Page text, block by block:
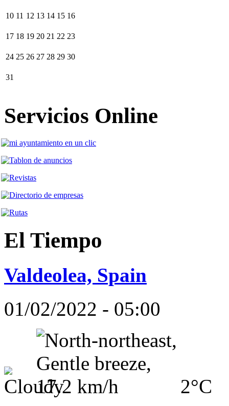
10 11 12 13 14 15 16
17 18 19 20 21 22 23
24 25 26 27 28 29 30
31
Servicios Online
El Tiempo
Valdeolea, Spain
01/02/2022 - 05:00
2°C